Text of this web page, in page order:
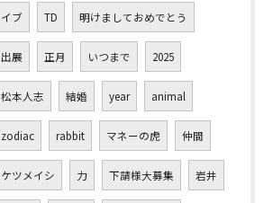
イブ TD 明けましておめでとう
出展 正月 いつまで 2025
松本人志 結婚 year animal
zodiac rabbit マネーの虎 仲間
ケツメイシ 力 下請様大募集 岩井